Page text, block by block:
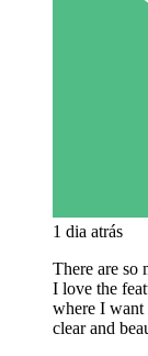
1 dia atrás
There are so
I love the
where I want
clear and